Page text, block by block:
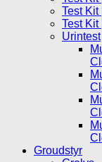
Test
Test
Urintest
Groudstyr